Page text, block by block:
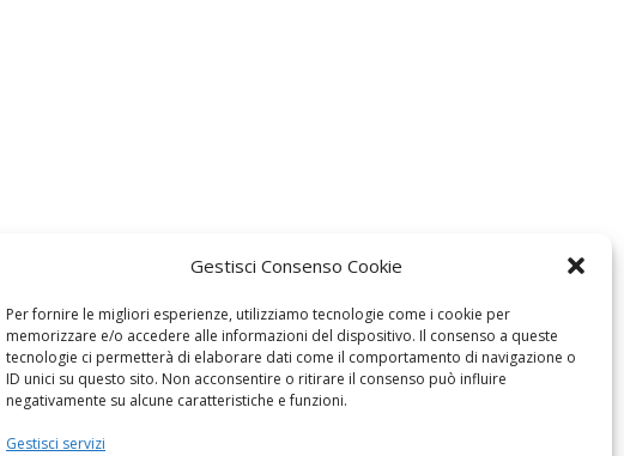
Gestisci Consenso Cookie
Per fornire le migliori esperienze, utilizziamo tecnologie come i cookie per
memorizzare e/o accedere alle informazioni del dispositivo. Il consenso a queste
tecnologie ci permetterà di elaborare dati come il comportamento di navigazione o
ID unici su questo sito. Non acconsentire o ritirare il consenso può influire
negativamente su alcune caratteristiche e funzioni.
Gestisci servizi